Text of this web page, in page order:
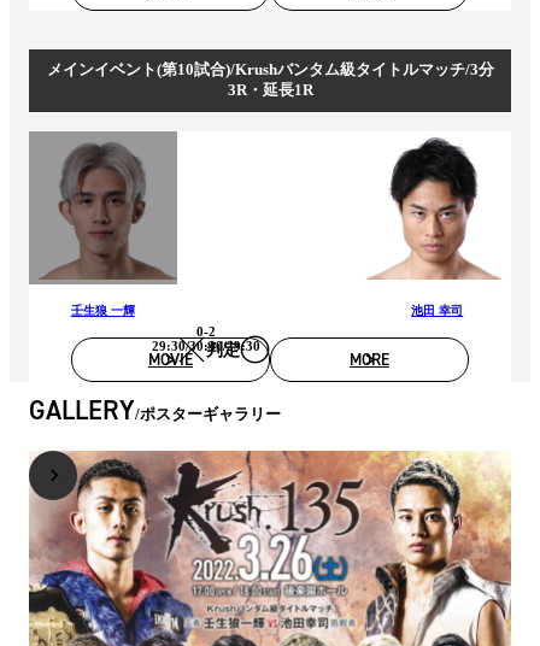
メインイベント(第10試合)/Krushバンタム級タイトルマッチ/3分
3R・延長1R
壬生狼 一輝
判定
0-2
29:30/30:30/29:30
池田 幸司
MOVIE MORE
GALLERY ポスターギャラリー